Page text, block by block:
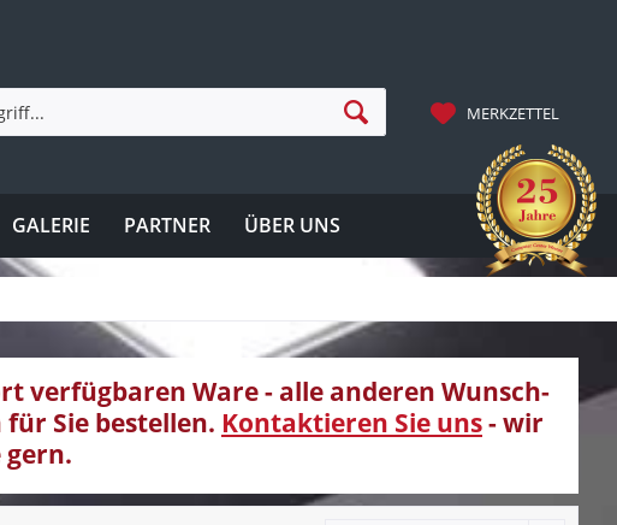
MERKZETTEL
GALERIE PARTNER ÜBER UNS
verfügbaren Ware - alle anderen Wunsch-
Sie bestellen. Kontaktieren Sie uns- wir
gern.